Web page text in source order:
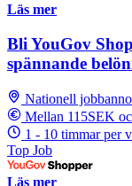
Läs mer
Bli YouGov
spännande
Nationell
Mellan 115SEK
1 - 10 timmar per
Top Job
Läs mer